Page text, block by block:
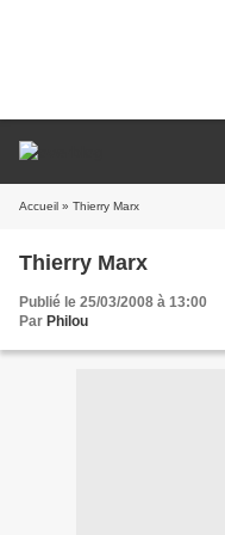
Accueil » Thierry Marx
Thierry Marx
Publié le 25/03/2008 à 13:00
Par Philou